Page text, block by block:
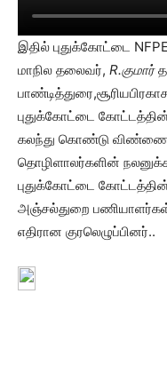
இதில் புதுக்கோட்டை
மாநில தலைவர், R.குமார்
புதுக்கோட்டை கோட்டத்தின்
கலந்து கொண்டு விண்ணை
தொழிளாலர்களின்
புதுக்கோட்டை
அஞ்சல்துறை பணியாளர்கள்
எதிரான குரலெழுப்பினர்..